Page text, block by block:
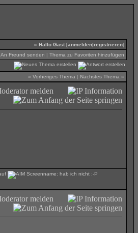
» Hallo Gast [anmelden|registrieren]
An Freund senden | Thema zu Favoriten hinzufügen
« Vorheriges Thema | Nächstes Thema »